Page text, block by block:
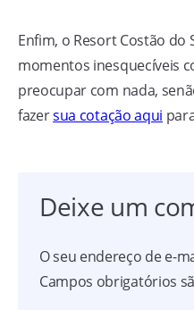
Enfim, o Resort Costão do
momentos inesquecíveis
preocupar com nada,
fazersua cotação aqui
Deixe um
O seu endereço de e-
Campos obrigatórios